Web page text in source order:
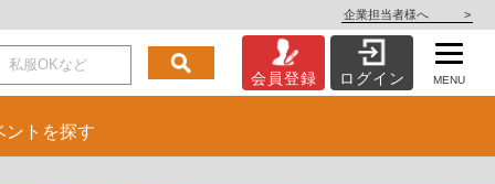
企業担当者様へ >
会員登録 ログイン MENU
ント を探す